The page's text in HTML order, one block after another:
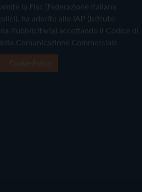
la Fisc (Federazione Italiana
ha aderito allo IAP (Istituto
Pubblicitaria) accettando il Codice di
Comunicazione Commerciale